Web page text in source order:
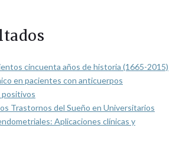
cincuenta años de historia (1665-2015)
en pacientes con anticuerpos
Trastornos del Sueño en Universitarios
Aplicaciones clínicas y